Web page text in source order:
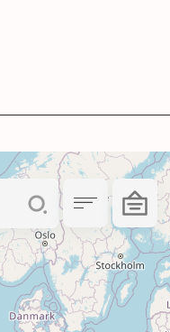
перевірте
та